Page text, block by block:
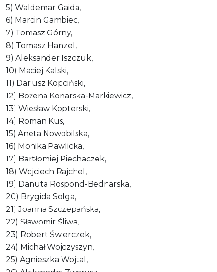
5) Waldemar Gaida,
6) Marcin Gambiec,
7) Tomasz Górny,
8) Tomasz Hanzel,
9) Aleksander Iszczuk,
10) Maciej Kalski,
11) Dariusz Kopciński,
12) Bożena Konarska-Markiewicz,
13) Wiesław Kopterski,
14) Roman Kus,
15) Aneta Nowobilska,
16) Monika Pawlicka,
17) Bartłomiej Piechaczek,
18) Wojciech Rajchel,
19) Danuta Rospond-Bednarska,
20) Brygida Solga,
21) Joanna Szczepańska,
22) Sławomir Śliwa,
23) Robert Świerczek,
24) Michał Wojczyszyn,
25) Agnieszka Wojtal,